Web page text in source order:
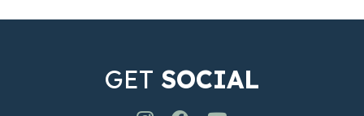
GET SOCIAL